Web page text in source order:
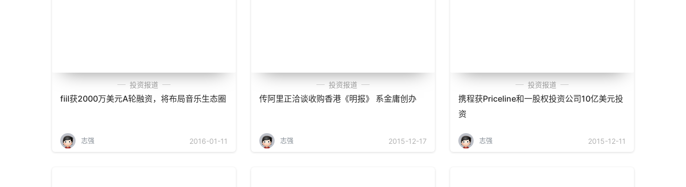
投资报道
fiil获2000万美元A轮融资，将布局音乐生态圈
志强 2016-01-11
投资报道
传阿里正洽谈收购香港《明报》 系金庸创办
志强 2015-12-17
投资报道
携程获Priceline和一股权投资公司10亿美元投
资
志强 2015-12-11